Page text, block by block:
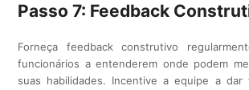
Passo 7: Feedback
Forneça feedback construtivo
funcionários a entenderem onde podem
suas habilidades. Incentive a equipe a dar